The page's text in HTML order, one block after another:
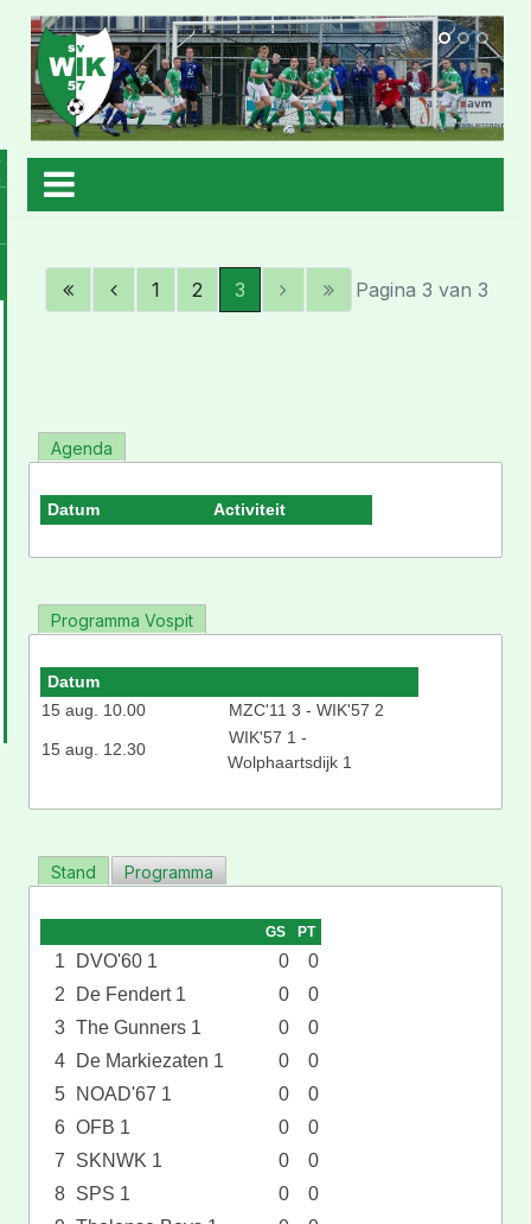
1 2 3 Pagina 3 van 3
Agenda
Datum Activiteit
Programma Vospit
Datum
15 aug. 10.00
MZC'11 3 - WIK'57 2
15 aug. 12.30
WIK'57 1 -
Wolphaartsdijk 1
Stand Programma
GS PT
1 DVO'60 1 0
0
2
De Fendert 1 0
0
3 The Gunners 1 0
0
4
De Markiezaten 1 0
0
5
NOAD'67 1 0
0
6 OFB 1 0
0
7
SKNWK 1 0
0
8 SPS 1 0
0